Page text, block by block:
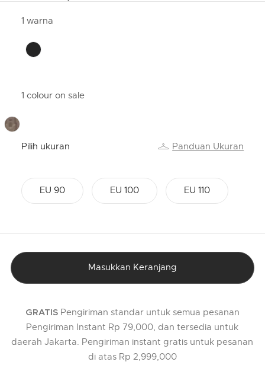
1 warna
1 colour on sale
Pilih ukuran Panduan Ukuran
EU 90 EU 100 EU 110
Masukkan Keranjang
GRATISPengiriman standar untuk semua pesanan
Pengiriman Instant Rp 79,000, dan tersedia untuk
daerah Jakarta. Pengiriman instant gratis untuk pesanan
di atas Rp 2,999,000